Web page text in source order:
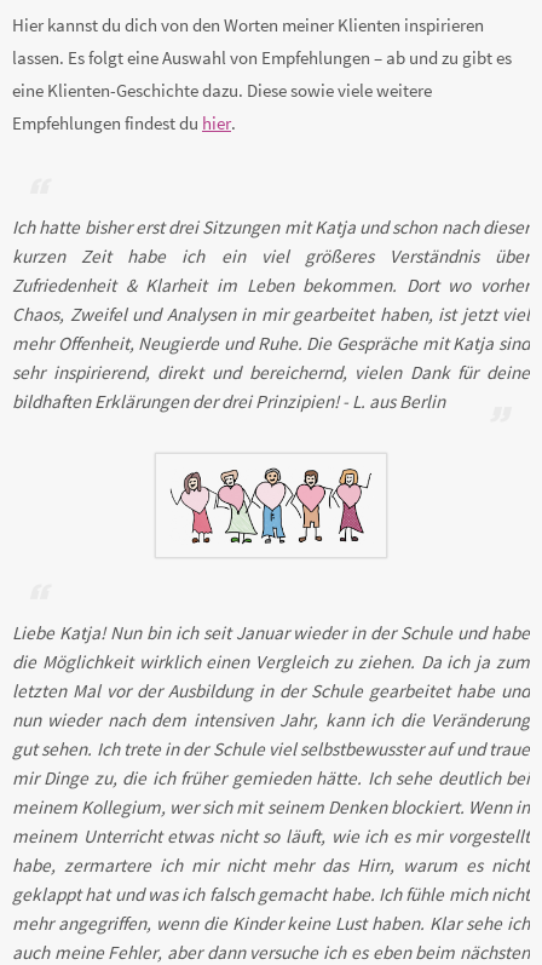
Hier kannst du dich von den Worten meiner Klienten inspirieren
lassen. Es folgt eine Auswahl von Empfehlungen – ab und zu gibt es
eine Klienten-Geschichte dazu. Diese sowie viele weitere
Empfehlungen findest du hier.
Ich hatte bisher erst drei Sitzungen mit Katja und schon nach dieser
kurzen Zeit habe ich ein viel größeres Verständnis über
Zufriedenheit & Klarheit im Leben bekommen. Dort wo vorher
Chaos, Zweifel und Analysen in mir gearbeitet haben, ist jetzt viel
mehr Offenheit, Neugierde und Ruhe. Die Gespräche mit Katja sind
sehr inspirierend, direkt und bereichernd, vielen Dank für deine
bildhaften Erklärungen der drei Prinzipien! - L. aus Berlin
Liebe Katja! Nun bin ich seit Januar wieder in der Schule und habe
die Möglichkeit wirklich einen Vergleich zu ziehen. Da ich ja zum
letzten Mal vor der Ausbildung in der Schule gearbeitet habe und
nun wieder nach dem intensiven Jahr, kann ich die Veränderung
gut sehen. Ich trete in der Schule viel selbstbewusster auf und traue
mir Dinge zu, die ich früher gemieden hätte. Ich sehe deutlich bei
meinem Kollegium, wer sich mit seinem Denken blockiert. Wenn in
meinem Unterricht etwas nicht so läuft, wie ich es mir vorgestellt
habe, zermartere ich mir nicht mehr das Hirn, warum es nicht
geklappt hat und was ich falsch gemacht habe. Ich fühle mich nicht
mehr angegriffen, wenn die Kinder keine Lust haben. Klar sehe ich
auch meine Fehler, aber dann versuche ich es eben beim nächsten